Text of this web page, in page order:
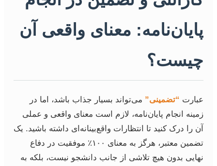
پایان‌نامه: معنای واقعی آن
چیست؟
عبارت “تضمینی” می‌تواند بسیار جذاب باشد، اما در
زمینه انجام پایان‌نامه، لازم است معنای واقعی و عملی
آن را درک کنید تا انتظارات واقع‌بینانه‌ای داشته باشید. یک
تضمین معتبر، هرگز به معنای ۱۰۰٪ موفقیت در دفاع
نهایی بدون هیچ تلاشی از جانب دانشجو نیست، بلکه به